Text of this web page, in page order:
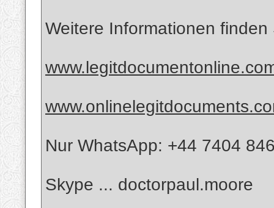
Weitere Informationen
Nur WhatsApp: +44 7404
Skype ... doctorpaul.moore